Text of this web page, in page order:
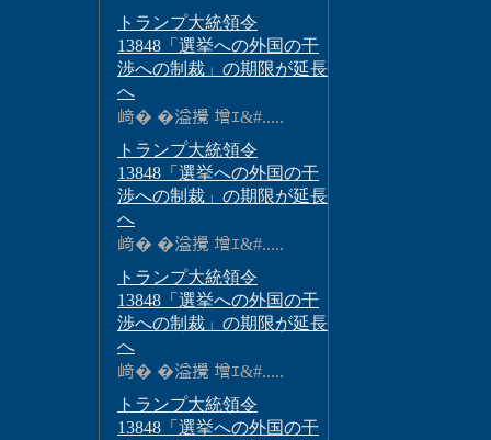
トランプ大統領令
13848「選挙への外国の干
渉への制裁」の期限が延長
へ
﨑� �溢攪 增ｴ&#.....
トランプ大統領令
13848「選挙への外国の干
渉への制裁」の期限が延長
へ
﨑� �溢攪 增ｴ&#.....
トランプ大統領令
13848「選挙への外国の干
渉への制裁」の期限が延長
へ
﨑� �溢攪 增ｴ&#.....
トランプ大統領令
13848「選挙への外国の干